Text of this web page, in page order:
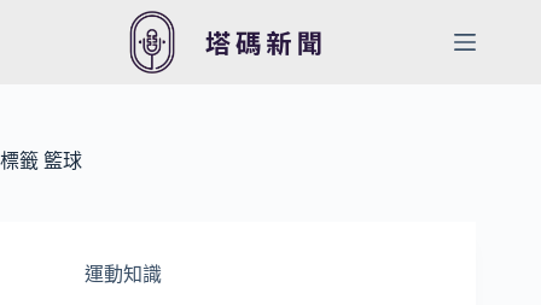
容
標籤 籃球
運動知識